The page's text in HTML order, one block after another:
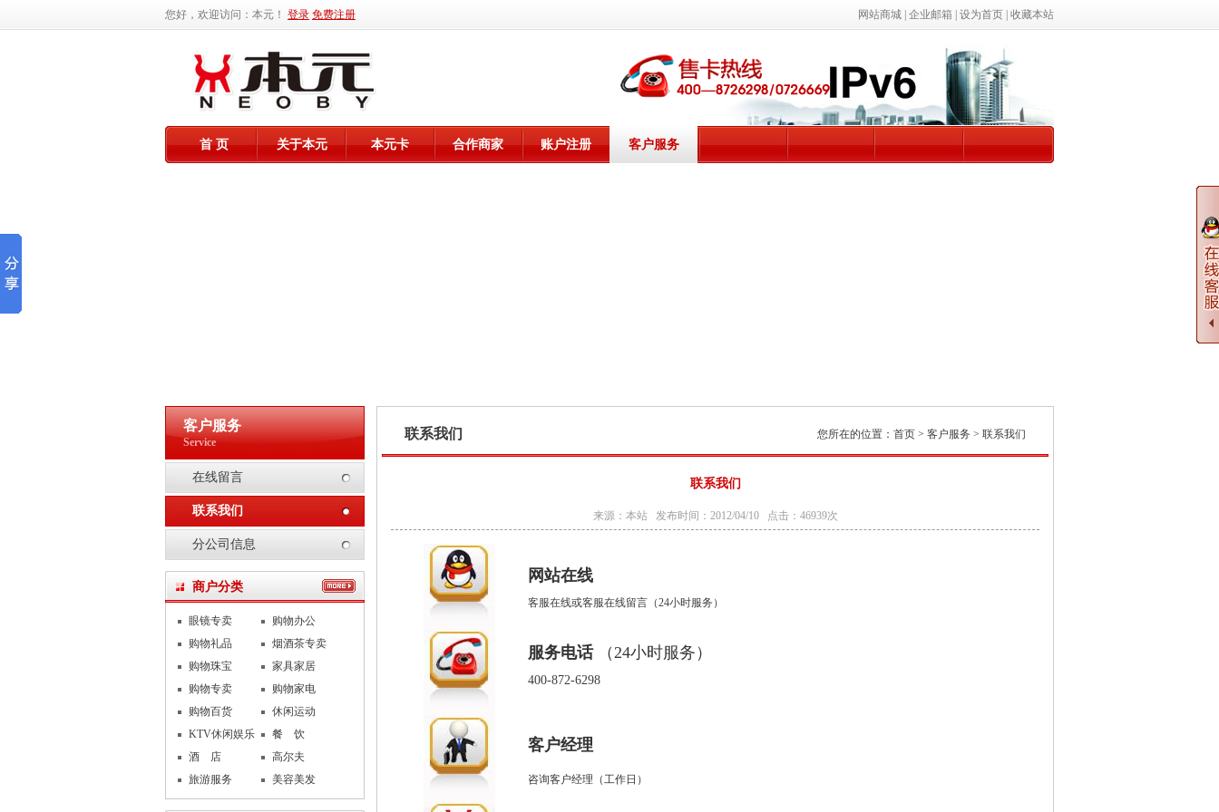
您好，欢迎访问：本元！ 登录 免费注册 网站商城 企业邮箱 设为首页 收藏本站
首 页 关于本元 本元卡 合作商家 账户注册 客户服务
客户服务
Service
在线留言
联系我们
分公司信息
商户分类
眼镜专卖
购物办公
购物礼品
烟酒茶专卖
购物珠宝
家具家居
购物专卖
购物家电
购物百货
休闲运动
KTV休闲娱乐
餐 饮
酒 店
高尔夫
旅游服务
美容美发
联系我们 您所在的位置：首页 > 客户服务 > 联系我们
联系我们
来源：本站 发布时间：2012/04/10 点击：46939次
网站在线
客服在线或客服在线留言（24小时服务 ）
服务电话 （24小时服务 ）
400-872-6298
客户经理
咨询客户经理（工作日）